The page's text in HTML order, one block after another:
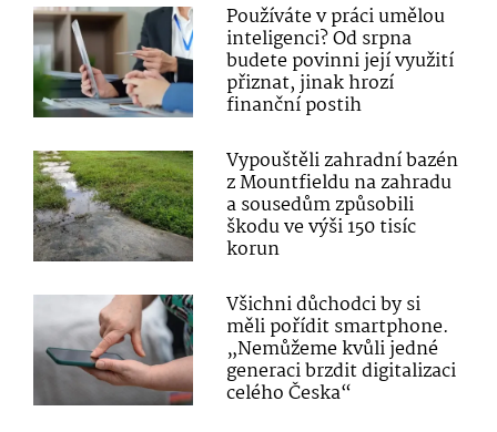
Používáte v práci umělou
inteligenci? Od srpna
budete povinni její využití
přiznat, jinak hrozí
finanční postih
Vypouštěli zahradní bazén
z Mountfieldu na zahradu
a sousedům způsobili
škodu ve výši 150 tisíc
korun
Všichni důchodci by si
měli pořídit smartphone.
„Nemůžeme kvůli jedné
generaci brzdit digitalizaci
celého Česka“